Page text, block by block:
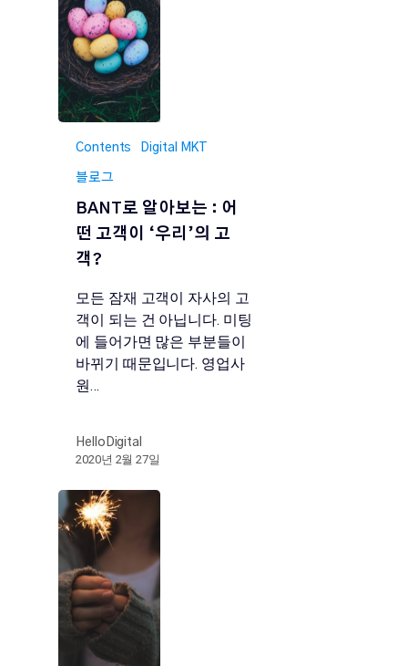
Contents Digital MKT
블로그
BANT로 알아보는 : 어
떤 고객이 ‘우리’의 고
객?
모든 잠재 고객이 자사의 고
객이 되는 건 아닙니다. 미팅
에 들어가면 많은 부분들이
바뀌기 때문입니다. 영업사
원…
HelloDigital
2020년 2월 27일